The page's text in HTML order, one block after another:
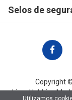
Selos de
Copyright
Lima Hobbies
Utilizamos